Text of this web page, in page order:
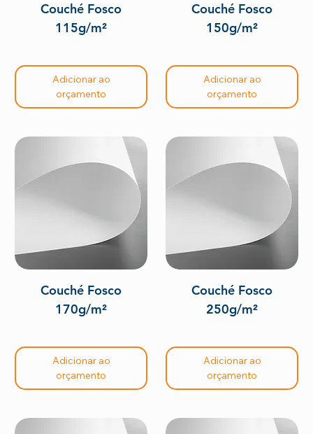
Couché Fosco
115g/m²
Adicionar ao
orçamento
Couché Fosco
150g/m²
Adicionar ao
orçamento
Couché Fosco
170g/m²
Adicionar ao
orçamento
Couché Fosco
250g/m²
Adicionar ao
orçamento